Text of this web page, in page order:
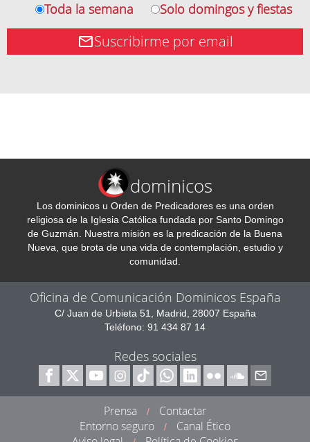
Toda la semana
Solo domingos y fiestas
Suscribirme por email
dominicos
Los dominicos u Orden de Predicadores es una orden
religiosa de la Iglesia Católica fundada por Santo Domingo
de Guzmán. Nuestra misión es la predicación de la Buena
Nueva, que brota de una vida de contemplación, estudio y
comunidad.
Oficina de Comunicación Dominicos España
C/ Juan de Urbieta 51, Madrid, 28007 España
Teléfono: 91 434 87 14
Redes sociales
Prensa /
Contactar
Entorno seguro
/
Canal Ético